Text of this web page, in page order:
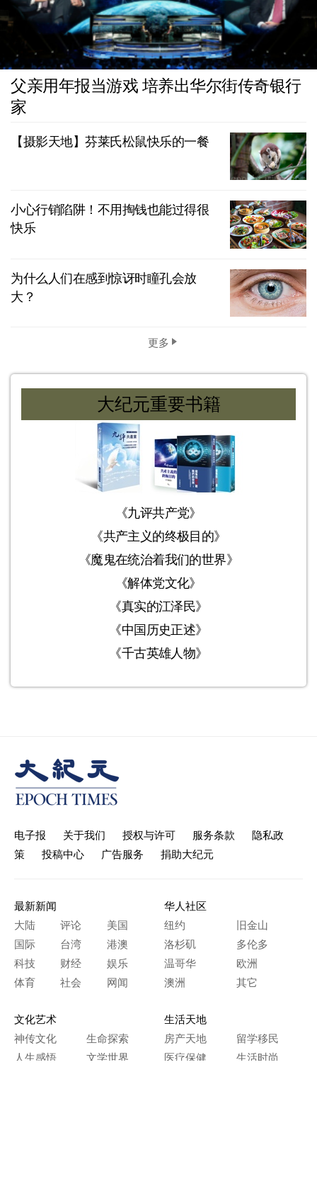
父亲用年报当游戏 培养出华尔街传奇银行
家
【摄影天地】芬莱氏松鼠快乐的一餐
小心行销陷阱！不用掏钱也能过得很
快乐
为什么人们在感到惊讶时瞳孔会放
大？
更多
大纪元重要书籍
《九评共产党》
《共产主义的终极目的》
《魔鬼在统治着我们的世界》
《解体党文化》
《真实的江泽民》
《中国历史正述》
《千古英雄人物》
电子报 关于我们 授权与许可 服务条款
隐私政
策
投稿中心 广告服务 捐助大纪元
最新新闻
大陆
评论
美国
国际
台湾
港澳
科技
财经
娱乐
体育
社会 网闻
华人社区
纽约
旧金山
洛杉矶
多伦多
温哥华
欧洲
澳洲
其它
文化艺术
神传文化
生命探索
人生感悟
文学世界
生活天地
房产天地
留学移民
医疗保健
生活时尚